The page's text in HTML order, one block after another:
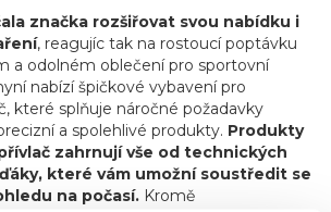
značka rozšiřovat svou nabídku i
, reagujíc tak na rostoucí poptávku
a odolném oblečení pro sportovní
nabízí špičkové vybavení pro
které splňuje náročné požadavky
a spolehlivé produkty. Produkty
zahrnují vše od technických
které vám umožní soustředit se
na počasí. Kromě